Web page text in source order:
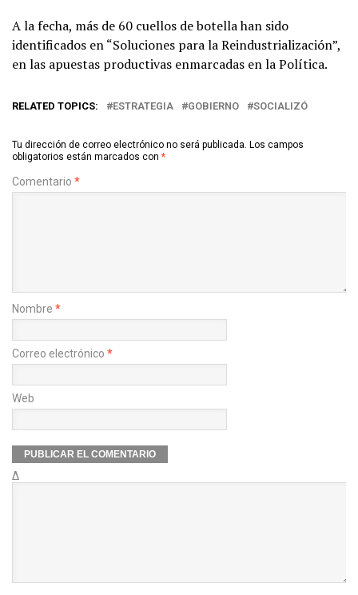
A la fecha, más de 60 cuellos de botella han sido
identificados en “Soluciones para la Reindustrialización”,
en las apuestas productivas enmarcadas en la Política.
RELATED TOPICS: ESTRATEGIA GOBIERNO SOCIALIZÓ
Tu dirección de correo electrónico no será publicada. Los campos
obligatorios están marcados con *
Comentario *
Nombre *
Correo electrónico *
Web
Δ